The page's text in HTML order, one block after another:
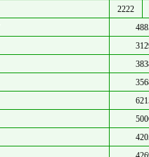
2222